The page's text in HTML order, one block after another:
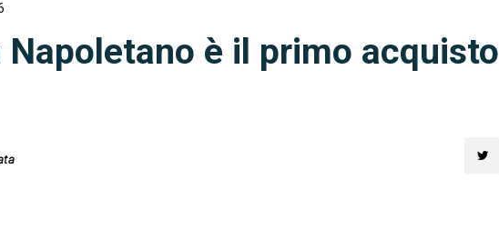
Napoletano è il primo acquisto